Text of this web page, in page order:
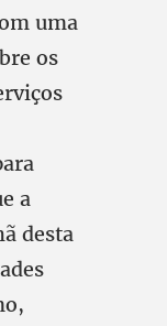
uma
os
a
desta